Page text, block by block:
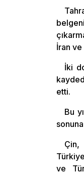
İran
İki
etti.
Bu
Çin,
ve